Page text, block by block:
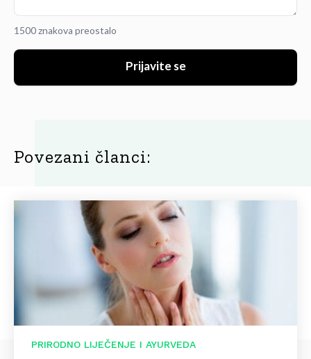
1500 znakova preostalo
Prijavite se
Povezani članci:
PRIRODNO LIJEČENJE I AYURVEDA